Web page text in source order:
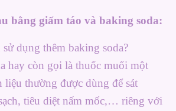
bằng giấm táo và baking soda:
sử dụng thêm baking soda?
hay còn gọi là thuốc muối một
liệu thường được dùng để sát
tiêu diệt nấm mốc,… riêng với